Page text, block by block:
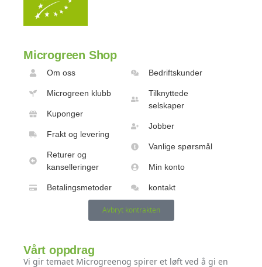
Microgreen Shop
Om oss
Microgreen klubb
Kuponger
Frakt og levering
Returer og
kanselleringer
Betalingsmetoder
Bedriftskunder
Tilknyttede
selskaper
Jobber
Vanlige spørsmål
Min konto
kontakt
Avbryt kontrakten
Vårt oppdrag
Vi gir temaet Microgreenog spirer et løft ved å gi en